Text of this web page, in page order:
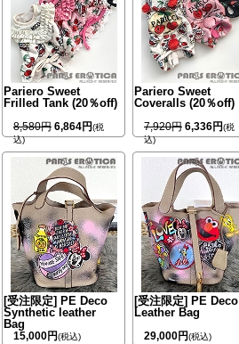
Pariero Sweet
Frilled Tank (20％off)
8,580円 6,864円(税
込)
Pariero Sweet
Coveralls (20％off)
7,920円 6,336円(税
込)
[受注限定] PE Deco
Synthetic leather
Bag
15,000円(税込)
[受注限定] PE Deco
Leather Bag
29,000円(税込)